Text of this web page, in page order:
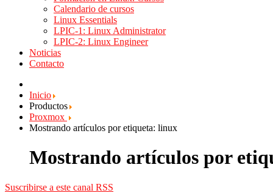
Calendario de cursos
Linux Essentials
LPIC-1: Linux Administrator
LPIC-2: Linux Engineer
Noticias
Contacto
Inicio
Productos
Proxmox
Mostrando artículos por etiqueta: linux
Mostrando artículos por
Suscribirse a este canal RSS